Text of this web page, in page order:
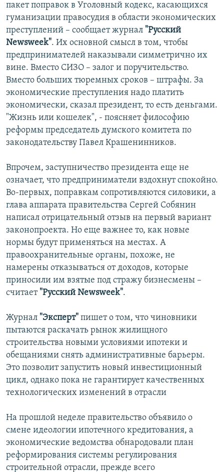
пакет поправок в Уголовный кодекс, касающихся
гуманизации правосудия в области экономических
преступлений – сообщает журнал "Русский
Newsweek". Их основной смысл в том, чтобы
предпринимателей наказывали симметрично их
вине. Вместо СИЗО – залог и поручительство.
Вместо больших тюремных сроков – штрафы. За
экономические преступления надо платить
экономически, сказал президент, то есть деньгами.
"Жизнь или кошелек", - поясняет философию
реформы председатель думского комитета по
законодательству Павел Крашенинников.
Впрочем, заступничество президента еще не
означает, что предприниматели вздохнут спокойно.
Во-первых, поправкам сопротивляются силовики, а
глава аппарата правительства Сергей Собянин
написал отрицательный отзыв на первый вариант
законопроекта. Но еще важнее то, как новые
нормы будут применяться на местах. А
правоохранительные органы, похоже, не
намерены отказываться от доходов, которые
приносили им взятые под стражу бизнесмены –
считает "Русский Newsweek".
Журнал "Эксперт" пишет о том, что чиновники
пытаются раскачать рынок жилищного
строительства новыми условиями ипотеки и
обещаниями снять административные барьеры.
Это позволит запустить новый инвестиционный
цикл, однако пока не гарантирует качественных
технологических изменений в отрасли
На прошлой неделе правительство объявило о
смене идеологии ипотечного кредитования, а
экономические ведомства обнародовали план
реформирования системы регулирования
строительной отрасли, прежде всего